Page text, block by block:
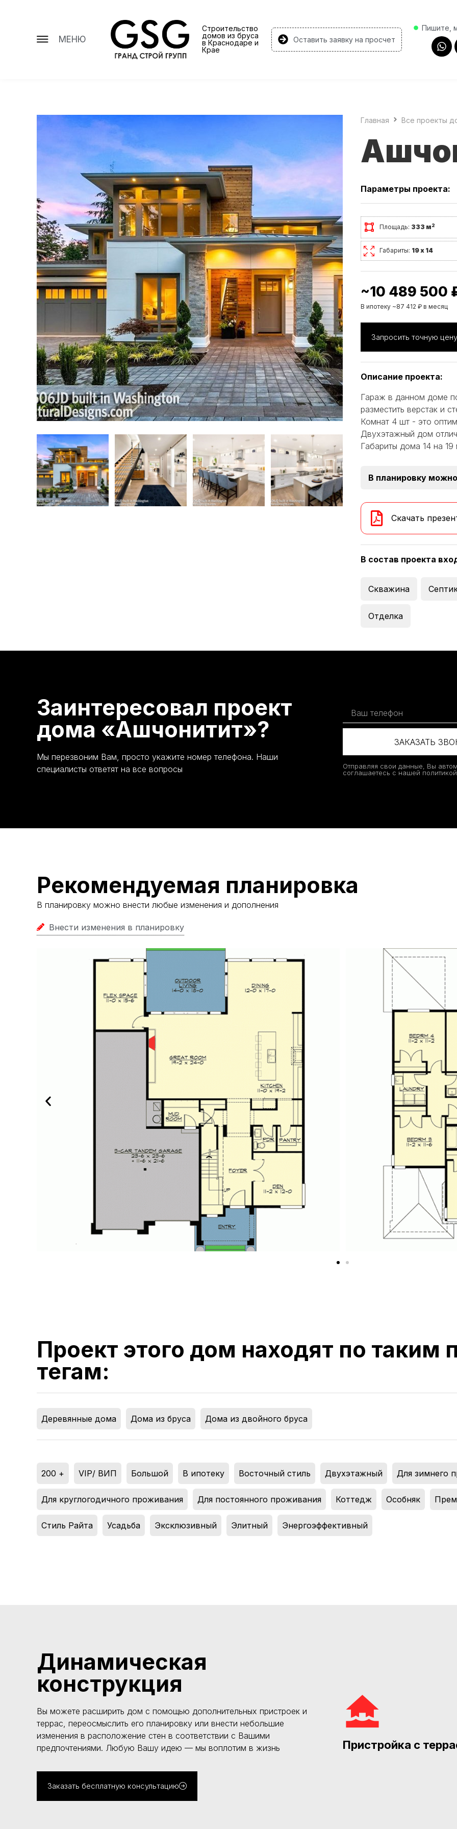
МЕНЮ
Строительство
домов из бруса
в Краснодаре и
Крае
Оставить заявку на просчет
Пишите,
Главная Все проекты
Параметры проекта:
Площадь: 333 м2
Габариты: 19 х 14
~10 489 500
В ипотеку ~87 412 ₽ в месяц
Запросить точную цену
Описание проекта:
Гараж в данном доме
разместить верстак и
Комнат 4 шт - это
Двухэтажный дом
Габариты дома 14 на 19
В планировку
Скачать
В состав проекта
Скважина
Отделка
Заинтересовал проект
дома «Ашчонитит»?
Мы перезвоним Вам, просто укажите номер телефона. Наши
специалисты ответят на все вопросы
ЗАКАЗАТЬ
Отправляя свои данные, Вы
соглашаетесь с нашей
Рекомендуемая планировка
В планировку можно внести любые изменения и дополнения
Внести изменения в планировку
Проект этого дом находят по таким
тегам:
Деревянные дома Дома из бруса Дома из двойного бруса
200 + VIP/ ВИП Большой В ипотеку Восточный стиль Двухэтажный Для зимнего
Для круглогодичного проживания Для постоянного проживания Коттедж Особняк
Стиль Райта Усадьба Эксклюзивный Элитный Энергоэффективный
Динамическая
конструкция
Вы можете расширить дом с помощью дополнительных пристроек и
террас, переосмыслить его планировку или внести небольшие
изменения в расположение стен в соответствии с Вашими
предпочтениями. Любую Вашу идею — мы воплотим в жизнь
Заказать бесплатную консультацию
Пристройка с